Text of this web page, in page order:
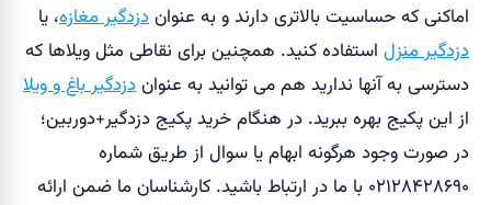
اماکنی که حساسیت بالاتری دارند و به عنواندزدگیر مغازه، یا
دزدگیر منزل استفاده کنید. همچنین برای نقاطی مثل ویلاها که
دسترسی به آنها ندارید هم می توانید به عنواندزدگیر باغ و ویلا
از این پکیج بهره ببرید. در هنگام خرید پکیج دزدگیر+دوربین؛
در صورت وجود هرگونه ابهام یا سوال از طریق شماره
۰۲۱۲۸۴۲۸۶۹۰ با ما در ارتباط باشید. کارشناسان ما ضمن ارائه